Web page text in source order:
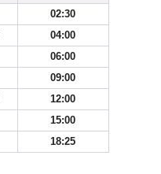
02:30
04:00
06:00
09:00
12:00
15:00
18:25